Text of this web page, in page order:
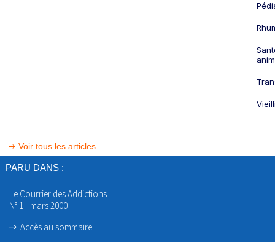
Voir tous les articles
PARU DANS :
Le Courrier des Addictions
N° 1 - mars 2000
Accès au sommaire